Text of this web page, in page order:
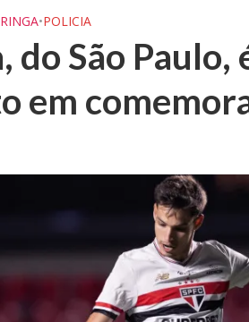
•POLICIA
do São Paulo,
em